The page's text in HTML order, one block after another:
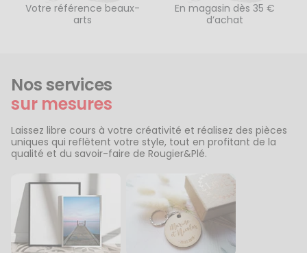
Votre référence beaux-
arts
En magasin dès 35 €
d’achat
Nos services
sur mesures
Laissez libre cours à votre créativité et réalisez des pièces
uniques qui reflètent votre style, tout en profitant de la
qualité et du savoir-faire de Rougier&Plé.